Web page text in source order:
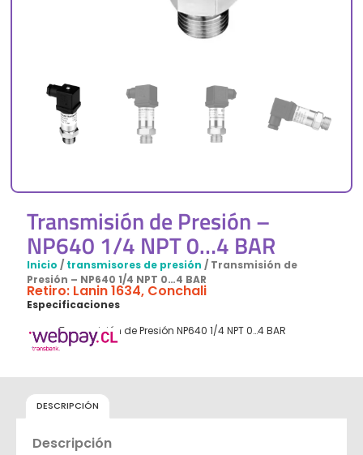
Transmisión de Presión –
NP640 1/4 NPT 0…4 BAR
Inicio / transmisores de presión / Transmisión de
Presión – NP640 1/4 NPT 0…4 BAR
Retiro: Lanin 1634, Conchali
Especificaciones
Transmisión de Presión NP640 1/4 NPT 0…4 BAR
DESCRIPCIÓN
Descripción